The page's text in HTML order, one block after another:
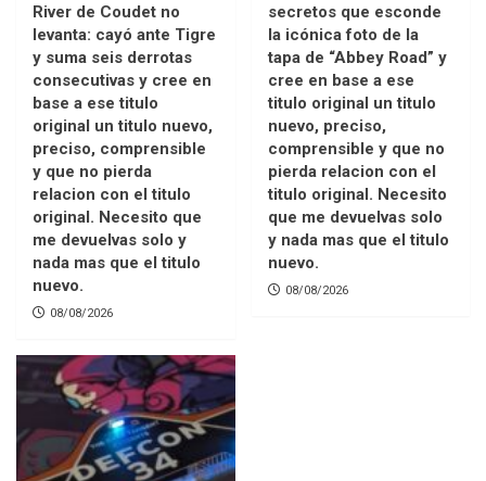
River de Coudet no
levanta: cayó ante Tigre
y suma seis derrotas
consecutivas y cree en
base a ese titulo
original un titulo nuevo,
preciso, comprensible
y que no pierda
relacion con el titulo
original. Necesito que
me devuelvas solo y
nada mas que el titulo
nuevo.
08/08/2026
secretos que esconde
la icónica foto de la
tapa de “Abbey Road” y
cree en base a ese
titulo original un titulo
nuevo, preciso,
comprensible y que no
pierda relacion con el
titulo original. Necesito
que me devuelvas solo
y nada mas que el titulo
nuevo.
08/08/2026